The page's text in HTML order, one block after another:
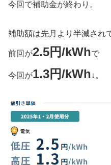
今回で補助金が終わり。
補助額は先月より半減され
前回が2.5円/kWhで
今回が1.3円/kWh↓。